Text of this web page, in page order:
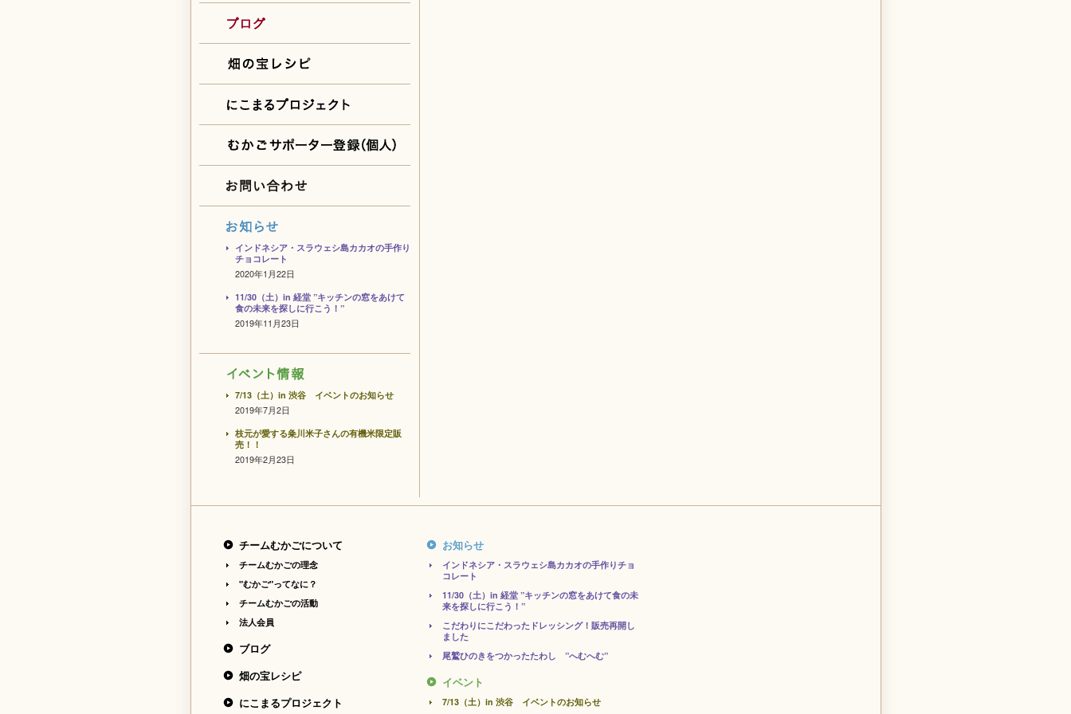
インドネシア・スラウェシ島カカオの手作り
チョコレート
2020年1月22日
11/30（土）in 経堂 ”キッチンの窓をあけて
食の未来を探しに行こう！”
2019年11月23日
7/13（土）in 渋谷 イベントのお知らせ
2019年7月2日
枝元が愛する粂川米子さんの有機米限定販
売！！
2019年2月23日
チームむかごについて
チームむかごの理念
"むかご"ってなに？
チームむかごの活動
法人会員
ブログ
畑の宝レシピ
にこまるプロジェクト
お知らせ
インドネシア・スラウェシ島カカオの手作りチョ
コレート
11/30（土）in 経堂 ”キッチンの窓をあけて食の未
来を探しに行こう！”
こだわりにこだわったドレッシング！販売再開し
ました
尾鷲ひのきをつかったたわし ”へむへむ”
イベント
7/13（土）in 渋谷 イベントのお知らせ